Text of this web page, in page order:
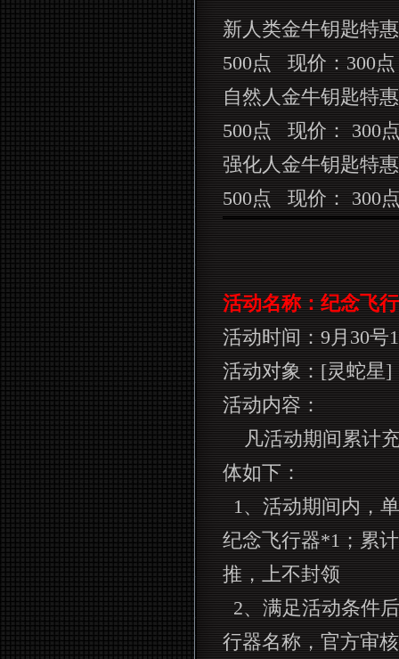
新人类金牛钥匙特
500点 现价：300点
自然人金牛钥匙特
500点 现价：300
强化人金牛钥匙特
500点 现价：300
活动名称：纪念飞
活动时间：9月30号
活动对象：[灵蛇星]
活动内容：
凡活动期间累计
体如下：
1、活动期间内，
纪念飞行器*1；累计
推，上不封领
2、满足活动条件
行器名称，官方审